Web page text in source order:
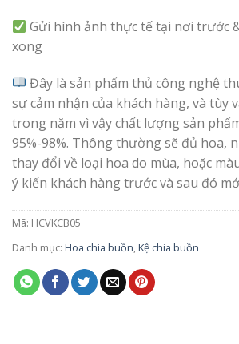
Gửi hình ảnh thực tế tại nơi trước
xong
Đây là sản phẩm thủ công nghệ
sự cảm nhận của khách hàng, và tùy
trong năm vì vậy chất lượng sản
95%-98%. Thông thường sẽ đủ hoa,
thay đổi về loại hoa do mùa, hoặc
ý kiến khách hàng trước và sau đó
Mã: HCVKCB05
Danh mục: Hoa chia buồn,Kệ chia buồn